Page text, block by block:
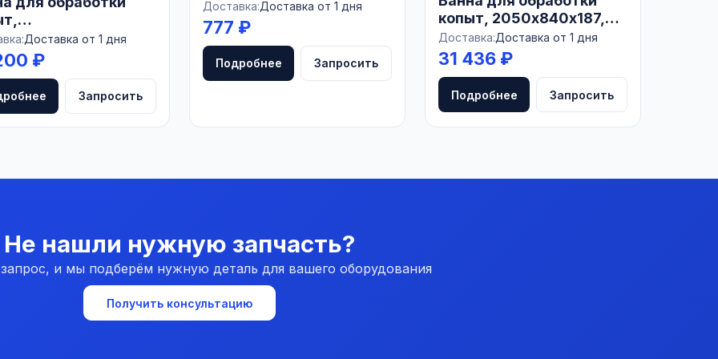
200л,
Доставка от 1 дня
₽
Запросить
ГЕРМАНИЯ
Доставка:Доставка от 1 дня
777 ₽
Подробнее Запросить
копыт, 2050х840х187,
200л, БЕЛАРУСЬ
Доставка:Доставка от 1 дня
31 436 ₽
Подробнее Запросить
Не нашли нужную запчасть?
и мы подберём нужную деталь для вашего оборудования
Получить консультацию